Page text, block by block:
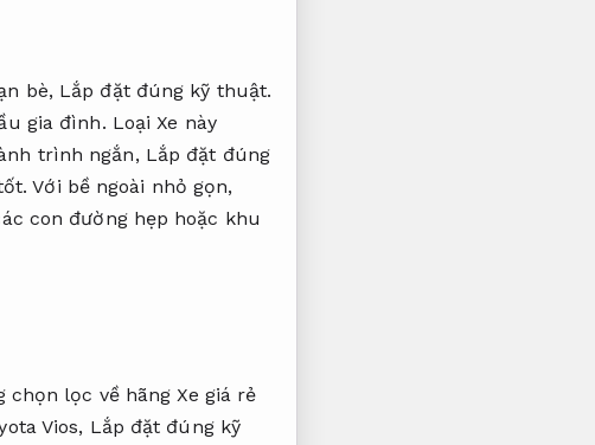
bè, Lắp đặt đúng kỹ thuật.
gia đình. Loại Xe này
trình ngắn, Lắp đặt đúng
Với bề ngoài nhỏ gọn,
con đường hẹp hoặc khu
chọn lọc về hãng Xe giá rẻ
Vios, Lắp đặt đúng kỹ